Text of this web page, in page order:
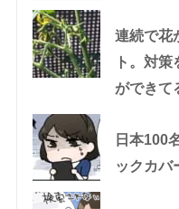
連続で花
ト。対
ができて
日本100
ックカバ